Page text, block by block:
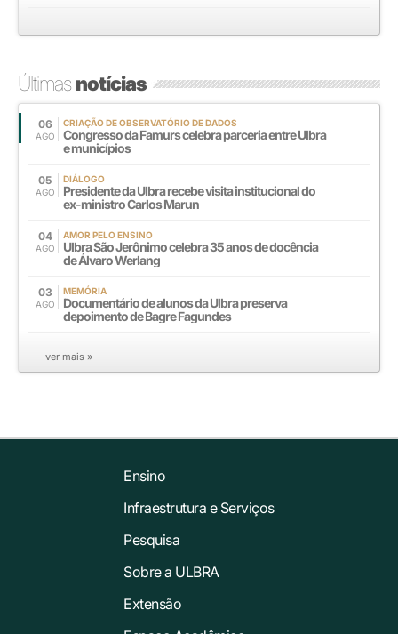
Últimasnotícias
06
AGO
CRIAÇÃO DE OBSERVATÓRIO DE DADOS
Congresso da Famurs celebra parceria entre Ulbra
e municípios
05
AGO
DIÁLOGO
Presidente da Ulbra recebe visita institucional do
ex-ministro Carlos Marun
04
AGO
AMOR PELO ENSINO
Ulbra São Jerônimo celebra 35 anos de docência
de Álvaro Werlang
03
AGO
MEMÓRIA
Documentário de alunos da Ulbra preserva
depoimento de Bagre Fagundes
ver mais »
Ensino
Infraestrutura e Serviços
Pesquisa
Sobre a ULBRA
Extensão